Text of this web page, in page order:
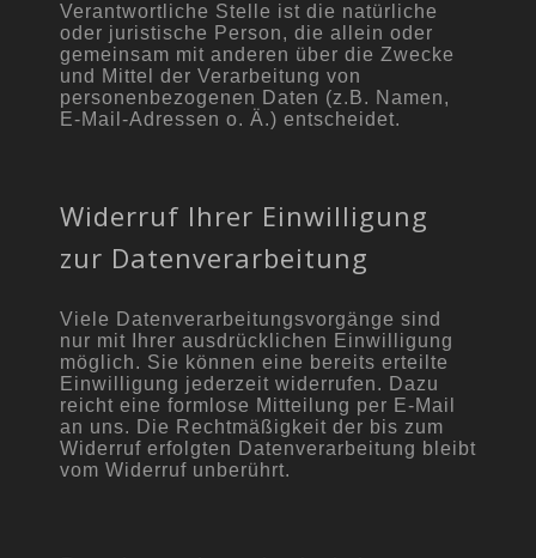
Verantwortliche Stelle ist die natürliche
oder juristische Person, die allein oder
gemeinsam mit anderen über die Zwecke
und Mittel der Verarbeitung von
personenbezogenen Daten (z.B. Namen,
E-Mail-Adressen o. Ä.) entscheidet.
Widerruf Ihrer Einwilligung
zur Datenverarbeitung
Viele Datenverarbeitungsvorgänge sind
nur mit Ihrer ausdrücklichen Einwilligung
möglich. Sie können eine bereits erteilte
Einwilligung jederzeit widerrufen. Dazu
reicht eine formlose Mitteilung per E-Mail
an uns. Die Rechtmäßigkeit der bis zum
Widerruf erfolgten Datenverarbeitung bleibt
vom Widerruf unberührt.